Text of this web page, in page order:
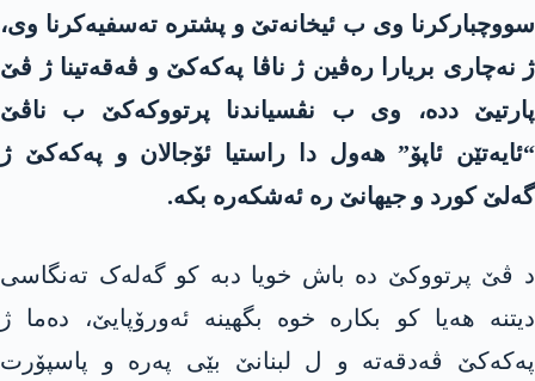
سووچبارکرنا وی ب ئیخانەتێ و پشترە تەسفیەکرنا وی،
ژ نەچاری بریارا رەڤین ژ ناڤا پەکەکێ و ڤەقەتینا ژ ڤێ
پارتیێ ددە، وی ب نڤسیاندنا پرتووکەکێ ب ناڤێ
“ئایەتێن ئاپۆ” هەول دا راستیا ئۆجالان و پەکەکێ ژ
گەلێ کورد و جیهانێ رە ئەشکەرە بکە.
د ڤێ پرتووکێ دە باش خویا دبە کو گەلەک تەنگاسی
دیتنە هەیا کو بکارە خوە بگهینە ئەورۆپایێ، دەما ژ
پەکەکێ ڤەدقەتە و ل لبنانێ بێی پەرە و پاسپۆرت